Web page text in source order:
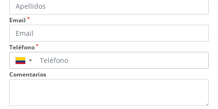
Email *
Teléfono *
▼
Comentarios